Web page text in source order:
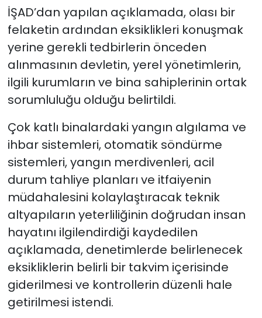
İŞAD’dan yapılan açıklamada, olası bir
felaketin ardından eksiklikleri konuşmak
yerine gerekli tedbirlerin önceden
alınmasının devletin, yerel yönetimlerin,
ilgili kurumların ve bina sahiplerinin ortak
sorumluluğu olduğu belirtildi.
Çok katlı binalardaki yangın algılama ve
ihbar sistemleri, otomatik söndürme
sistemleri, yangın merdivenleri, acil
durum tahliye planları ve itfaiyenin
müdahalesini kolaylaştıracak teknik
altyapıların yeterliliğinin doğrudan insan
hayatını ilgilendirdiği kaydedilen
açıklamada, denetimlerde belirlenecek
eksikliklerin belirli bir takvim içerisinde
giderilmesi ve kontrollerin düzenli hale
getirilmesi istendi.
YAŞAM
Yazarlar